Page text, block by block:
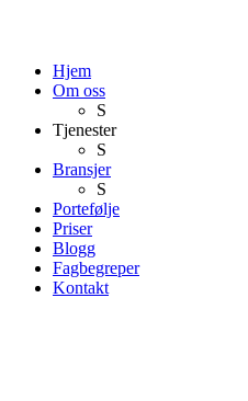
Hjem
Om oss
S
Tjenester
S
Bransjer
S
Portefølje
Priser
Blogg
Fagbegreper
Kontakt